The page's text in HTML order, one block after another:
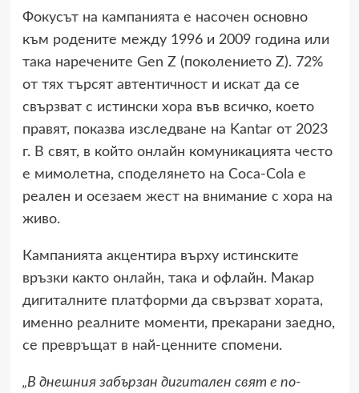
Фокусът на кампанията е насочен основно
към родените между 1996 и 2009 година или
така наречените Gen Z (поколението Z). 72%
от тях търсят автентичност и искат да се
свързват с истински хора във всичко, което
правят, показва изследване на Kantar от 2023
г. В свят, в който онлайн комуникацията често
е мимолетна, споделянето на Coca-Cola е
реален и осезаем жест на внимание с хора на
живо.
Кампанията акцентира върху истинските
връзки както онлайн, така и офлайн. Макар
дигиталните платформи да свързват хората,
именно реалните моменти, прекарани заедно,
се превръщат в най-ценните спомени.
„В днешния забързан дигитален свят е по-